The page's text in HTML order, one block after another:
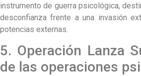
instrumento de guerra psicológica,
desconfianza frente a una invasión
potencias externas.
5. Operación Lanza
de las operaciones